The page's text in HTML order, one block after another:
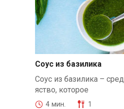
Соус из базилика
Соус из базилика –
яство, которое
4 мин. 1